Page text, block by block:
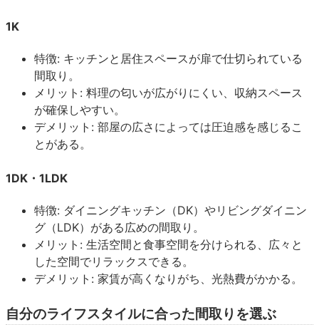
1K
特徴: キッチンと居住スペースが扉で仕切られている
間取り。
メリット: 料理の匂いが広がりにくい、収納スペース
が確保しやすい。
デメリット: 部屋の広さによっては圧迫感を感じるこ
とがある。
1DK・1LDK
特徴: ダイニングキッチン（DK）やリビングダイニン
グ（LDK）がある広めの間取り。
メリット: 生活空間と食事空間を分けられる、広々と
した空間でリラックスできる。
デメリット: 家賃が高くなりがち、光熱費がかかる。
自分のライフスタイルに合った間取りを選ぶ